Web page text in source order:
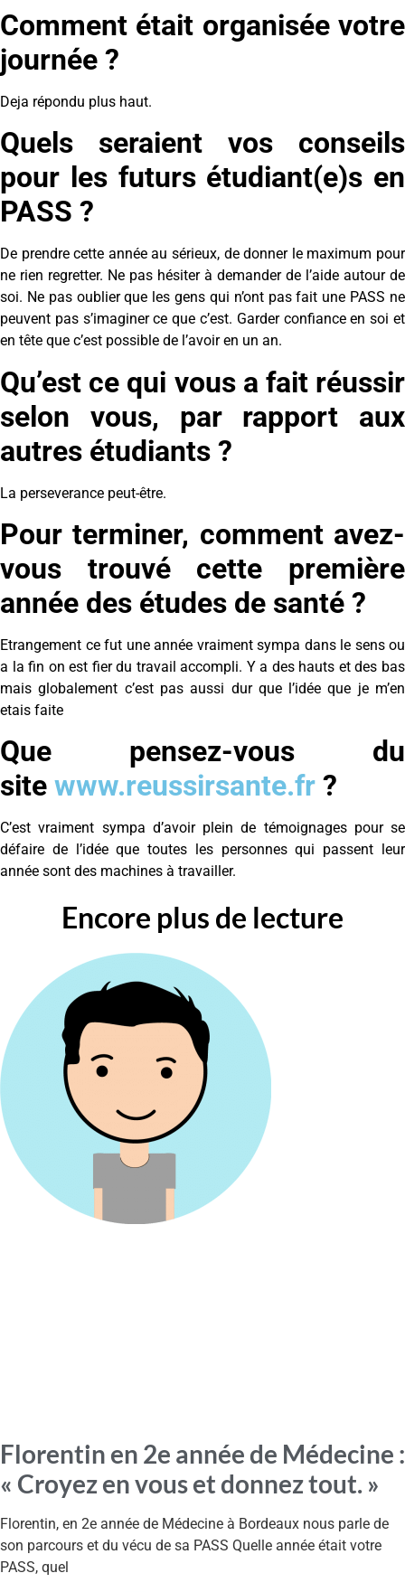
Comment était organisée votre
journée ?
Deja répondu plus haut.
Quels seraient vos conseils
pour les futurs étudiant(e)s en
PASS ?
De prendre cette année au sérieux, de donner le maximum pour
ne rien regretter. Ne pas hésiter à demander de l’aide autour de
soi. Ne pas oublier que les gens qui n’ont pas fait une PASS ne
peuvent pas s’imaginer ce que c’est. Garder confiance en soi et
en tête que c’est possible de l’avoir en un an.
Qu’est ce qui vous a fait réussir
selon vous, par rapport aux
autres étudiants ?
La perseverance peut-être.
Pour terminer, comment avez-
vous trouvé cette première
année des études de santé ?
Etrangement ce fut une année vraiment sympa dans le sens ou
a la fin on est fier du travail accompli. Y a des hauts et des bas
mais globalement c’est pas aussi dur que l’idée que je m’en
etais faite
Que pensez-vous du
site www.reussirsante.fr ?
C’est vraiment sympa d’avoir plein de témoignages pour se
défaire de l’idée que toutes les personnes qui passent leur
année sont des machines à travailler.
Encore plus de lecture
Florentin en 2e année de Médecine :
« Croyez en vous et donnez tout. »
Florentin, en 2e année de Médecine à Bordeaux nous parle de
son parcours et du vécu de sa PASS Quelle année était votre
PASS, quel